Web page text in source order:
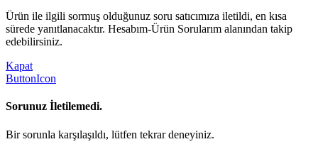
Ürün ile ilgili sormuş olduğunuz soru satıcımıza iletildi, en kısa
sürede yanıtlanacaktır. Hesabım-Ürün Sorularım alanından takip
edebilirsiniz.
Kapat
ButtonIcon
Sorunuz İletilemedi.
Bir sorunla karşılaşıldı, lütfen tekrar deneyiniz.